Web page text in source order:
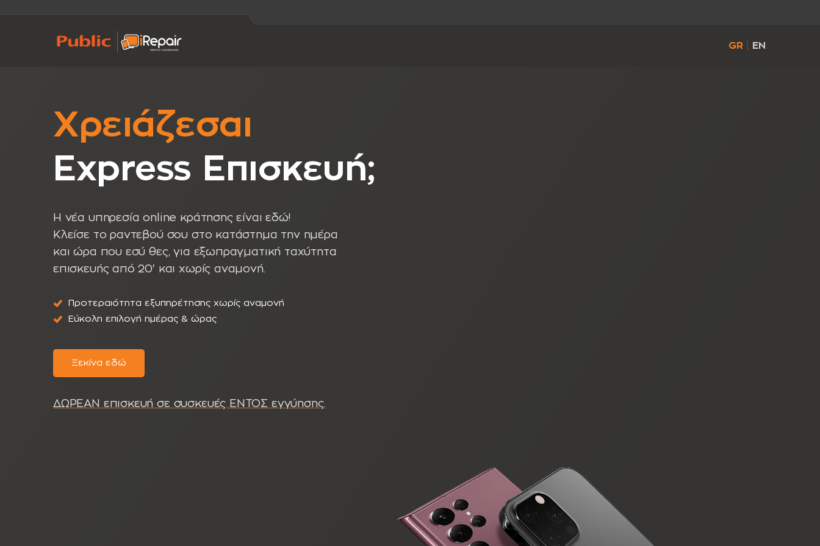
GR EN
Χρειάζεσαι
Express Eπισκευή;
Η νέα υπηρεσία online κράτησης είναι εδώ!
Κλείσε το ραντεβού σου στο κατάστημα την ημέρα
και ώρα που εσύ θες, για εξωπραγματική ταχύτητα
επισκευής από 20' και χωρίς αναμονή.
Προτεραιότητα εξυπηρέτησης χωρίς αναμονή
Εύκολη επιλογή ημέρας & ώρας
Ξεκίνα εδώ
ΔΩΡΕΑΝ επισκευή σε συσκευές ΕΝΤΟΣ εγγύησης.